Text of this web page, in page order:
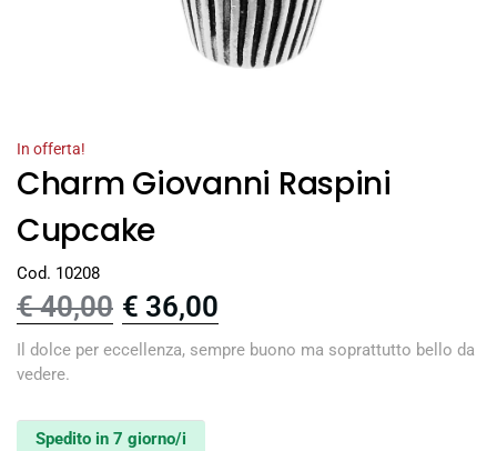
In offerta!
Charm Giovanni Raspini
Cupcake
Cod. 10208
€40,00 € 36,00
Il dolce per eccellenza, sempre buono ma soprattutto bello da
vedere.
Spedito in 7 giorno/i